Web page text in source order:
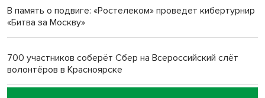
В память о подвиге: «Ростелеком» проведет кибертурнир
«Битва за Москву»
700 участников соберёт Сбер на Всероссийский слёт
волонтёров в Красноярске